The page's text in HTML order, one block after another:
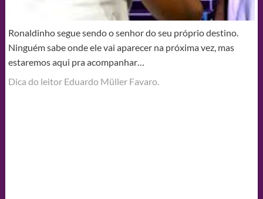
Ronaldinho segue sendo o senhor do seu próprio destino.
Ninguém sabe onde ele vai aparecer na próxima vez, mas
estaremos aqui pra acompanhar…
Dica do leitor Eduardo Müller Favaro.